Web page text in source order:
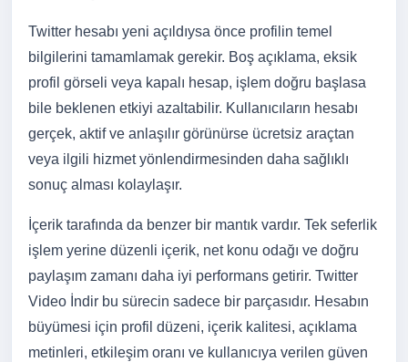
Twitter hesabı yeni açıldıysa önce profilin temel
bilgilerini tamamlamak gerekir. Boş açıklama, eksik
profil görseli veya kapalı hesap, işlem doğru başlasa
bile beklenen etkiyi azaltabilir. Kullanıcıların hesabı
gerçek, aktif ve anlaşılır görünürse ücretsiz araçtan
veya ilgili hizmet yönlendirmesinden daha sağlıklı
sonuç alması kolaylaşır.
İçerik tarafında da benzer bir mantık vardır. Tek seferlik
işlem yerine düzenli içerik, net konu odağı ve doğru
paylaşım zamanı daha iyi performans getirir. Twitter
Video İndir bu sürecin sadece bir parçasıdır. Hesabın
büyümesi için profil düzeni, içerik kalitesi, açıklama
metinleri, etkileşim oranı ve kullanıcıya verilen güven